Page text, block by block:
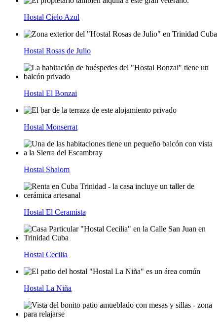
Hostal Cielo Azul
Hostal Rosas de Julio
Hostal El Bonzai
Hostal Monserrat
Hostal Shalom
Hostal El Ceramista
Hostal Cecilia
Hostal La Niña